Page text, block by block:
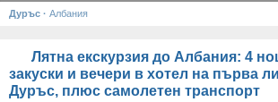
Дуръс · Албания
Лятна екскурзия до Албания: 4
закуски и вечери в хотел на първа
Дуръс, плюс самолетен транспорт